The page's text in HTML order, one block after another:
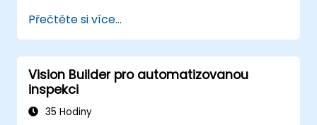
včetně počítání buněk a měření ploch.
Automatizovat opakující se úkoly pomocí
maker a pluginů.
Přizpůsobit pracovní postupy konkrétním
potřebám analýzy obrazu v rámci
biologického výzkumu.
Přečtěte si více...
Vision Builder pro automatizovanou
inspekci
35 Hodiny